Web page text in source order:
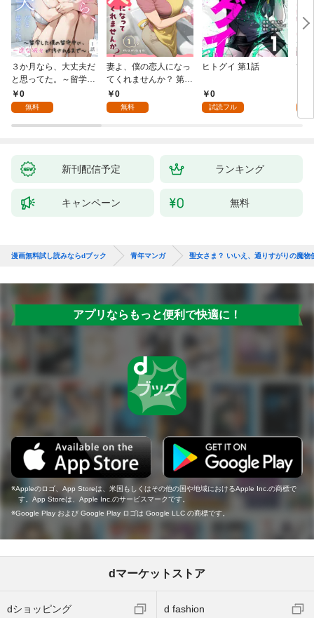
３か月なら、大丈夫だ
と思ってた。～留学し
た僕の留守中に、一途
な彼女が汚されるまで
0
無料
妻よ、僕の恋人になっ
てくれませんか？ 第1
話0
無料
ヒトグイ 第1話
0
試読フル
世
新刊配信予定 ランキング
キャンペーン 無料
漫画無料試し読みならdブック 青年マンガ 聖女さま？ いいえ、通りすがりの魔
アプリならもっと便利で快適に！
Appleのロゴ、App Storeは、米国もしくはその他の国や地域におけるApple Inc.の商標で
す。App Storeは、Apple Inc.のサービスマークです。
Google Play および Google Play ロゴは Google LLC の商標です。
dマーケットストア
dショッピング d fashion